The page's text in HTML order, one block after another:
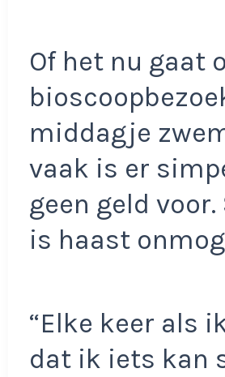
Of het nu gaat
middagje
vaak is er
geen geld voor.
is haast
“Elke keer als
dat ik iets kan